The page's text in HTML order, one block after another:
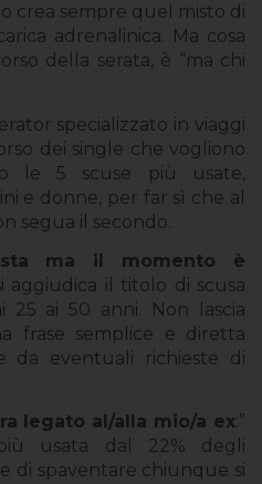
crea sempre quel misto di
adrenalinica. Ma cosa
della serata, è “ma chi
specializzato in viaggi
dei single che vogliono
le 5 scuse più usate,
e donne, per far sì che al
segua il secondo.
ma il momento è
aggiudica il titolo di scusa
25 ai 50 anni. Non lascia
frase semplice e diretta
da eventuali richieste di
legato al/alla mio/a ex:”
usata dal 22% degli
di spaventare chiunque si